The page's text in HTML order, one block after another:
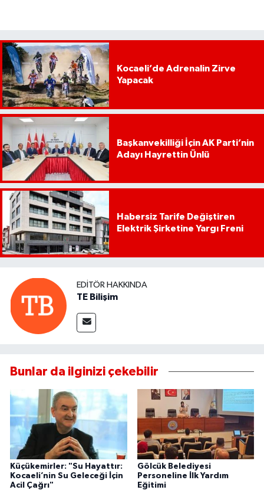
Kocaeli’de Adrenalin Zirve
Yapacak
Başkanvekilliği İçin AK Parti’nin
Adayı Hayrettin Ünlü
Habersiz Tarife Değiştiren
Elektrik Şirketine Yargı Freni
EDITÖR HAKKINDA
TE Bilişim
Bunlar da ilginizi çekebilir
Küçükemirler: "Su Hayattır:
Kocaeli’nin Su Geleceği İçin
Acil Çağrı"
Gölcük Belediyesi
Personeline İlk Yardım
Eğitimi